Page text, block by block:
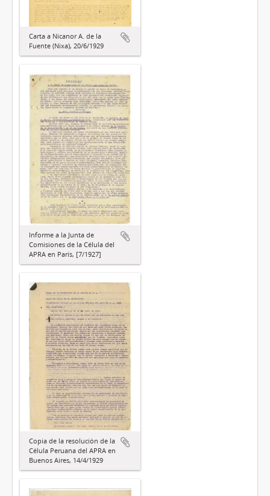
Carta a Nicanor A. de la
Fuente (Nixa), 20/6/1929
Informe a la Junta de
Comisiones de la Célula del
APRA en París, [7/1927]
Copia de la resolución de la
Célula Peruana del APRA en
Buenos Aires, 14/4/1929